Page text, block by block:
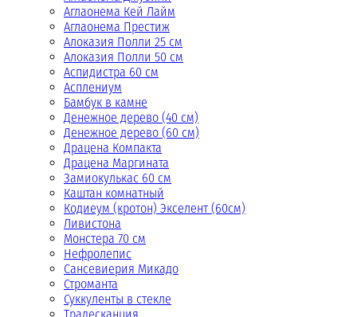
Аглаонема Кей Лайм
Аглаонема Престиж
Алоказия Полли 25 см
Алоказия Полли 50 см
Аспидистра 60 см
Асплениум
Бамбук в камне
Денежное дерево (40 cм)
Денежное дерево (60 см)
Драцена Компакта
Драцена Маргината
Замиокулькас 60 см
Каштан комнатный
Кодиеум (кротон) Экселент (60см)
Ливистона
Монстера 70 см
Нефролепис
Сансевиерия Микадо
Строманта
Суккуленты в стекле